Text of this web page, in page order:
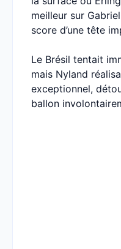
meilleur sur
score d’une tête
Le Brésil tentait
mais Nyland
exceptionnel,
ballon